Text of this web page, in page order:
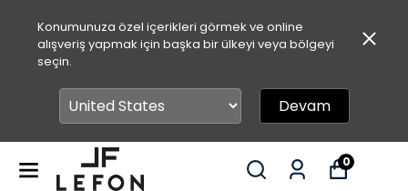
Konumunuza özel içerikleri görmek ve online
alışveriş yapmak için başka bir ülkeyi veya bölgeyi
seçin.
Devam
0